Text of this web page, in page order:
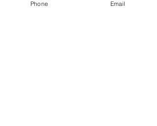
でも、ちょぴり甘い。
Phone Email